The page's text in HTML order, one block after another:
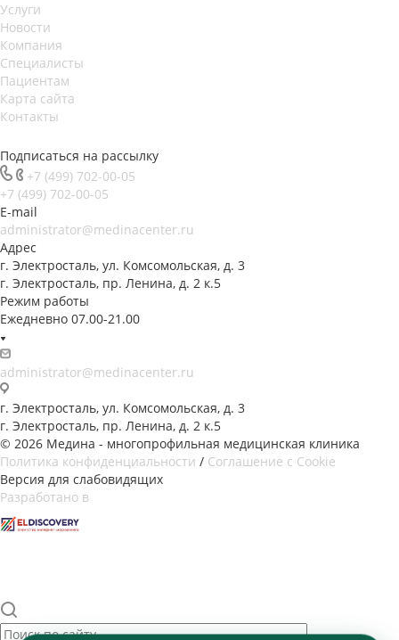
Услуги
Новости
Компания
Специалисты
Пациентам
Карта сайта
Контакты
Подписаться на рассылку
+7 (499) 702-00-05
+7 (499) 702-00-05
E-mail
administrator@medinacenter.ru
Адрес
г. Электросталь, ул. Комсомольская, д. 3
г. Электросталь, пр. Ленина, д. 2 к.5
Режим работы
Ежедневно 07.00-21.00
administrator@medinacenter.ru
г. Электросталь, ул. Комсомольская, д. 3
г. Электросталь, пр. Ленина, д. 2 к.5
© 2026 Медина - многопрофильная медицинская клиника
Политика конфиденциальности / Соглашение с Cookie
Версия для слабовидящих
Разработано в